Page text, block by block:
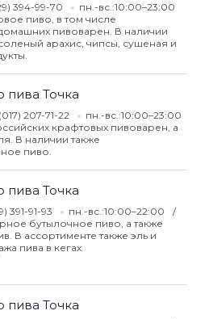
394-99-70
пн.-вс.:10:00–23:00
пиво, в том числе
пивоварен. В наличии
арахис, чипсы, сушеная и
пива Точка
207-71-22
пн.-вс.:10:00–23:00
крафтовых пивоварен, а
В наличии также
пиво.
пива Точка
391-91-93
пн.-вс.:10:00–22:00
бутылочное пиво, а также
В ассортименте также эль и
пива в кегах.
пива Точка